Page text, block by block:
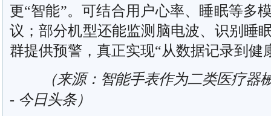
更“智能”。可结合用户心率、睡眠等多
议；部分机型还能监测脑电波、识别睡
群提供预警，真正实现“从数据记录到健
（来源：智能手表作为二类医疗器
- 今日头条）